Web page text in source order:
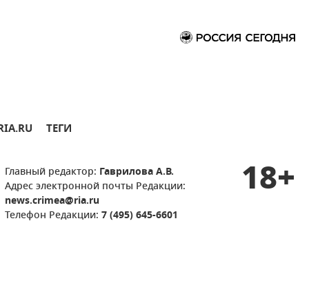
ТЕГИ
Главный редактор: Гаврилова А.В.
Адрес электронной почты Редакции:
news.crimea@ria.ru
Телефон Редакции: 7 (495) 645-6601
18+